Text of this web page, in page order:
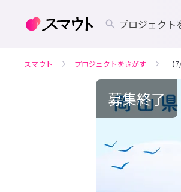
プロジェクト
スマウト プロジェクトをさがす
募集終了